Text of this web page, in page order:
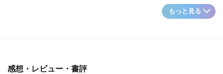
もっと見る
感想・レビュー・書評